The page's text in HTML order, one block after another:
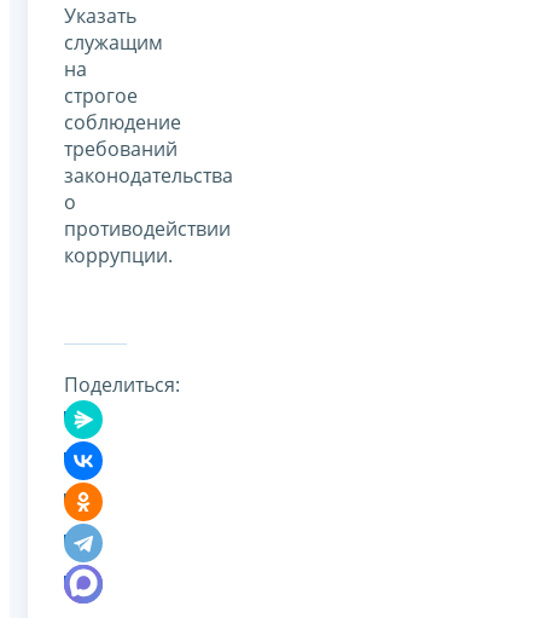
Указать
служащим
на
строгое
соблюдение
требований
законодательства
о
противодействии
коррупции.
Поделиться: